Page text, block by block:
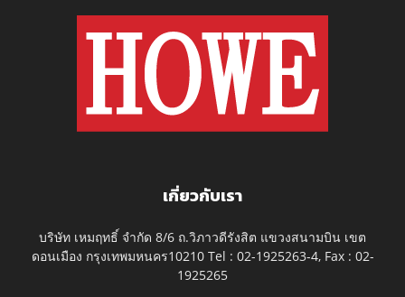
เกี่ยวกับเรา
บริษัท เหมฤทธิ์ จำกัด 8/6 ถ.วิภาวดีรังสิต แขวงสนามบิน เขต
ดอนเมือง กรุงเทพมหนคร10210 Tel : 02-1925263-4, Fax : 02-
1925265